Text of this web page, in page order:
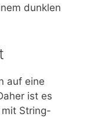
dunklen
auf eine
ist es
String-